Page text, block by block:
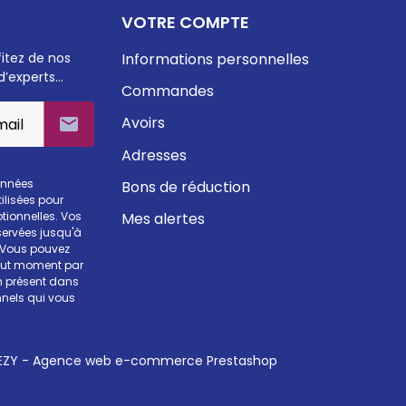
de nos

pour
Vos
jusqu'à
pouvez
moment par
présent dans
qui vous
VOTRE COMPTE
Informations personnelles
Commandes
Avoirs
Adresses
Bons de réduction
Mes alertes
- Agence web e-commerce Prestashop